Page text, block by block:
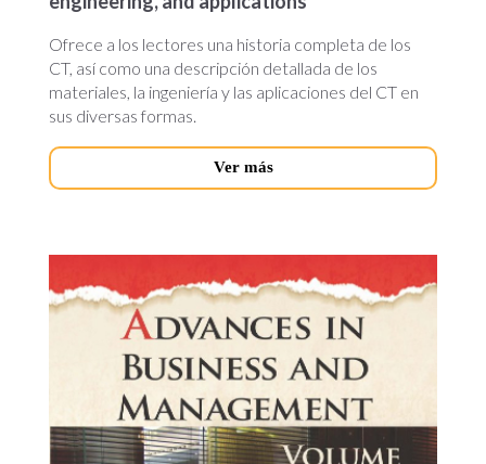
Ofrece a los lectores una historia completa de los
CT, así como una descripción detallada de los
materiales, la ingeniería y las aplicaciones del CT en
sus diversas formas.
Ver más
in-
business-
and.jpg